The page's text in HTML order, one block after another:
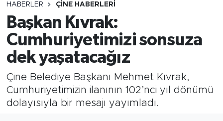
HABERLER ÇINE HABERLERI
Başkan Kıvrak:
Cumhuriyetimizi sonsuza
dek yaşatacağız
Çine Belediye Başkanı Mehmet Kıvrak,
Cumhuriyetimizin ilanının 102’nci yıl dönümü
dolayısıyla bir mesajı yayımladı.